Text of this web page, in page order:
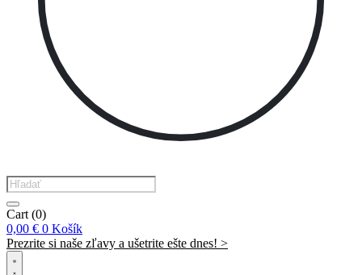
Products
search
Cart (0)
0,00 € 0 Košík
Prezrite si naše zľavy a ušetrite ešte dnes! >​